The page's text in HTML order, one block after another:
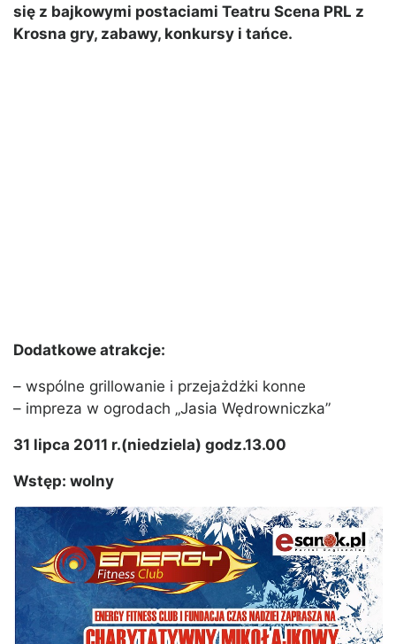
się z bajkowymi postaciami Teatru Scena PRL z
Krosna gry, zabawy, konkursy i tańce.
Dodatkowe atrakcje:
– wspólne grillowanie i przejażdżki konne
– impreza w ogrodach „Jasia Wędrowniczka”
31 lipca 2011 r.(niedziela) godz.13.00
Wstęp: wolny